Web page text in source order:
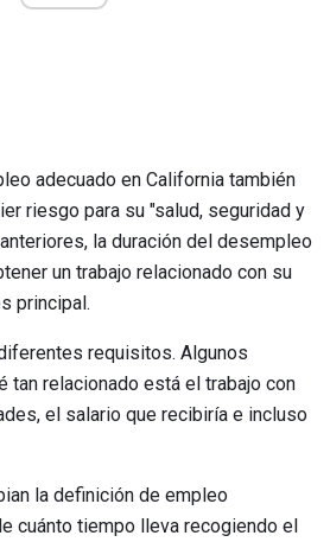
adecuado en California también
riesgo para su "salud, seguridad y
la duración del desempleo
un trabajo relacionado con su
principal.
requisitos. Algunos
tan relacionado está el trabajo con
el salario que recibiría e incluso
la definición de empleo
cuánto tiempo lleva recogiendo el